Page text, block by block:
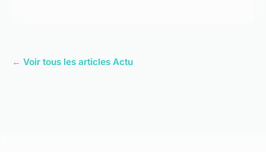
← Voir tous les articles Actu